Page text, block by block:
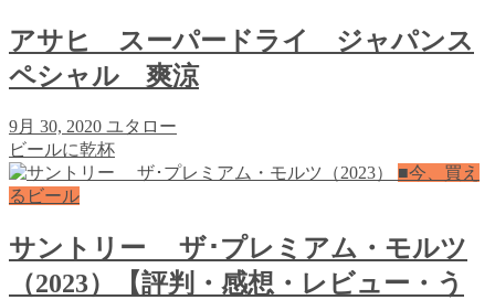
アサヒ スーパードライ ジャパンス
ペシャル 爽涼
9月 30, 2020 ユタロー
ビールに乾杯
■今、買え
るビール
サントリー ザ･プレミアム・モルツ
（2023）【評判・感想・レビュー・う